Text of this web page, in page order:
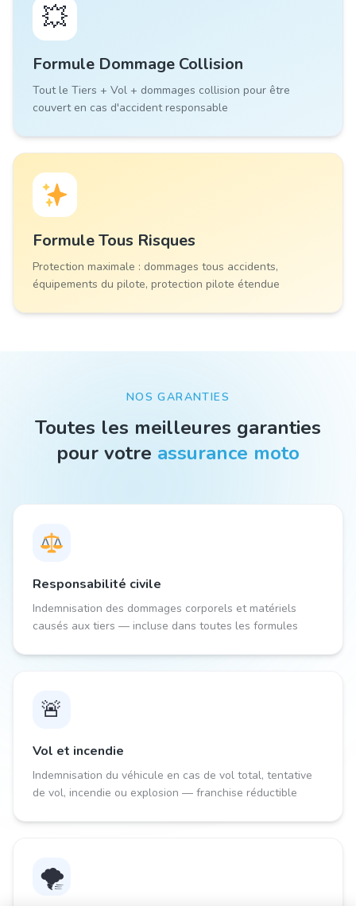
💥
Formule Dommage Collision
Tout le Tiers + Vol + dommages collision pour être
couvert en cas d'accident responsable
FormuleTous Risques
Protection maximale : dommages tous accidents,
équipements du pilote, protection pilote étendue
NOS GARANTIES
Toutes les meilleures garanties
pour votre assurance moto
Responsabilité civile
Indemnisation des dommages corporels et matériels
causés aux tiers — incluse dans toutes les formules
🚨
Vol et incendie
Indemnisation du véhicule en cas de vol total, tentative
de vol, incendie ou explosion — franchise réductible
🌪️